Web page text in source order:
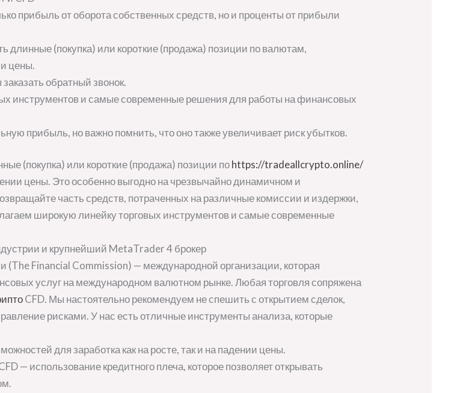
прибыль от оборота собственных средств, но и проценты от прибыли
длинные (покупка) или короткие (продажа) позиции по валютам,
цены.
обратный звонок.
инструментов и самые современные решения для работы на финансовых
прибыль, но важно помнить, что оно также увеличивает риск убытков.
(покупка) или короткие (продажа) позиции поhttps://tradeallcrypto.online/
цены. Это особенно выгодно на чрезвычайно динамичном и
часть средств, потраченных на различные комиссии и издержки,
широкую линейку торговых инструментов и самые современные
и крупнейший MetaTrader 4 брокер
Financial Commission) — международной организации, которая
услуг на международном валютном рынке. Любая торговля сопряжена
CFD. Мы настоятельно рекомендуем не спешить с открытием сделок,
рисками. У нас есть отличные инструменты анализа, которые
для заработка как на росте, так и на падении цены.
— использование кредитного плеча, которое позволяет открывать